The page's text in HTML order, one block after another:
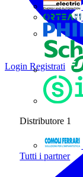
Distributore 1
Tutti i partner
Login Registrati